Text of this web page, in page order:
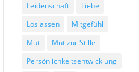
Leidenschaft
Liebe
Loslassen
Mitgefühl
Mut
Mut zur Stille
Persönlichkeitsentwicklung